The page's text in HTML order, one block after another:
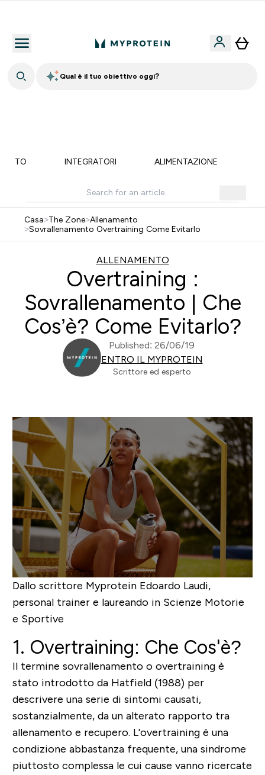
Qual è il tuo obiettivo oggi?
INTEGRATORI ALIMENTAZIONE
Casa>The Zone>Allenamento
>Sovrallenamento Overtraining Come Evitarlo
ALLENAMENTO
Overtraining :
Sovrallenamento | Che
Cos’è? Come Evitarlo?
Published: 26/06/19
ENTRO IL MYPROTEIN
Scrittore ed esperto
Dallo scrittore Myprotein Edoardo Laudi,
personal trainer e laureando in Scienze Motorie
e Sportive
1. Overtraining: Che Cos'è?
Il termine sovrallenamento o overtraining è
stato introdotto da Hatfield (1988) per
descrivere una serie di sintomi causati,
sostanzialmente, da un alterato rapporto tra
allenamento e recupero. L'overtraining è una
condizione abbastanza frequente, una sindrome
piuttosto complessa le cui cause vanno ricercate